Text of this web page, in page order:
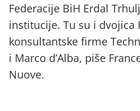
Federacije BiH Erdal
institucije. Tu su i dvojica
konsultantske firme
i Marco d’Alba, piše
Nuove.